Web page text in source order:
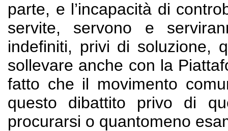
parte, e l’incapacità di
servite, servono e
indefiniti, privi di soluzione,
sollevare anche con la
fatto che il movimento
questo dibattito privo di
procurarsi o quantomeno